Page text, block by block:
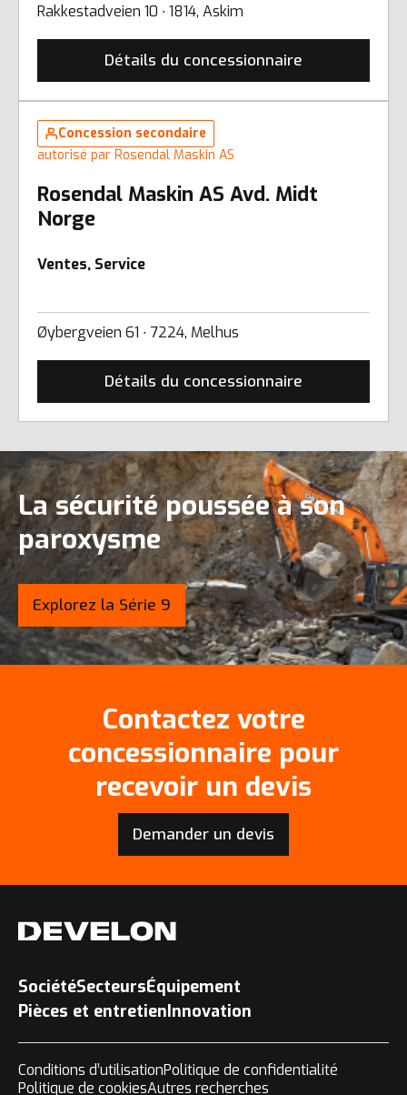
Rakkestadveien 10 ∙ 1814, Askim
Détails du concessionnaire
Concession secondaire
autorisé par Rosendal Maskin AS
Rosendal Maskin AS Avd. Midt
Norge
Ventes, Service
Øybergveien 61 ∙ 7224, Melhus
Détails du concessionnaire
La sécurité poussée à son
paroxysme
Explorez la Série 9
Contactez votre
concessionnaire pour
recevoir un devis
Demander un devis
SociétéSecteursÉquipement
Pièces et entretienInnovation
Conditions d’utilisationPolitique de confidentialité
Politique de cookiesAutres recherches